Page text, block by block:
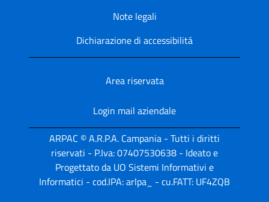
Note legali
Dichiarazione di accessibilitá
Area riservata
Login mail aziendale
ARPAC © A.R.P.A. Campania - Tutti i diritti
riservati - P.Iva: 07407530638 - Ideato e
Progettato da UO Sistemi Informativi e
Informatici - cod.IPA: arlpa_ - cu.FATT: UF4ZQB